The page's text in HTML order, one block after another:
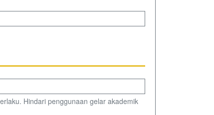
Hindari penggunaan gelar akademik